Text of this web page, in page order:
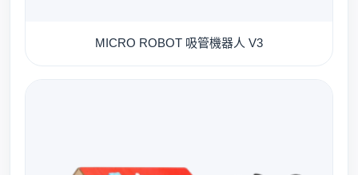
MICRO ROBOT 吸管機器人 V3